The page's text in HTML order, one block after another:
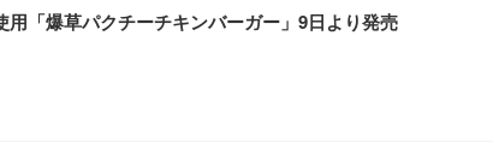
「爆草パクチーチキンバーガー」9日より発売